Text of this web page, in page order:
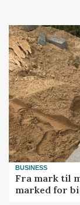
BUSINESS
Fra mark til
marked for